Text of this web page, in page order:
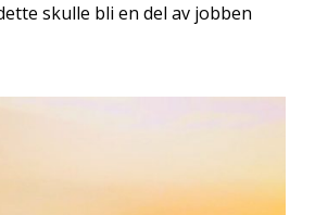
skulle bli en del av jobben